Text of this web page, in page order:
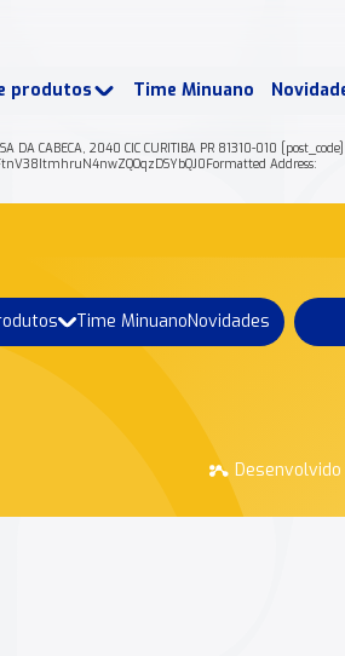
produtos Time Minuano
DA CABECA, 2040 CIC CURITIBA PR 81310-010
Address:
Time MinuanoNovidades